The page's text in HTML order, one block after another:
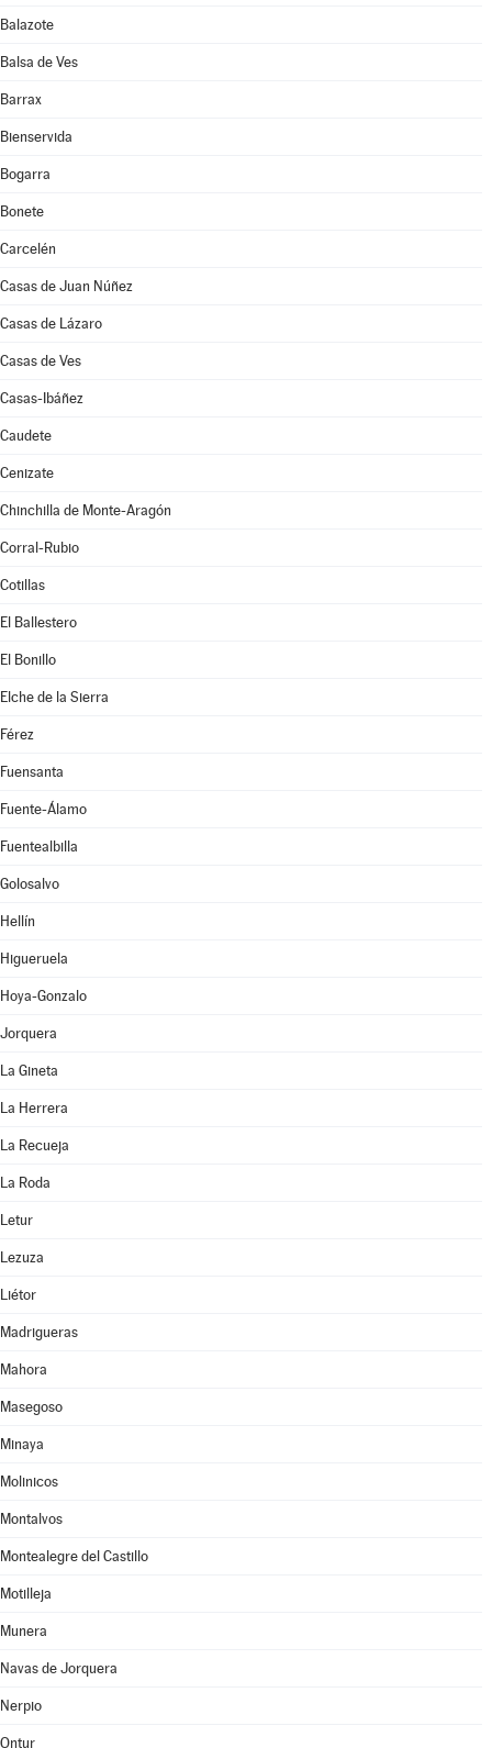
Balazote
Balsa de Ves
Barrax
Bienservida
Bogarra
Bonete
Carcelén
Casas de Juan Núñez
Casas de Lázaro
Casas de Ves
Casas-Ibáñez
Caudete
Cenizate
Chinchilla de Monte-Aragón
Corral-Rubio
Cotillas
El Ballestero
El Bonillo
Elche de la Sierra
Férez
Fuensanta
Fuente-Álamo
Fuentealbilla
Golosalvo
Hellín
Higueruela
Hoya-Gonzalo
Jorquera
La Gineta
La Herrera
La Recueja
La Roda
Letur
Lezuza
Liétor
Madrigueras
Mahora
Masegoso
Minaya
Molinicos
Montalvos
Montealegre del Castillo
Motilleja
Munera
Navas de Jorquera
Nerpio
Ontur